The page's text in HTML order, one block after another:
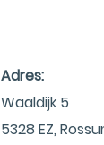
Adres:
Waaldijk 5
5328 EZ,